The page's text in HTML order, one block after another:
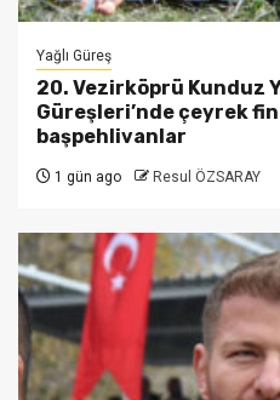
Yağlı Güreş
20. Vezirköprü Kunduz
Güreşleri’nde çeyrek
başpehlivanlar
1 gün ago Resul ÖZSARAY